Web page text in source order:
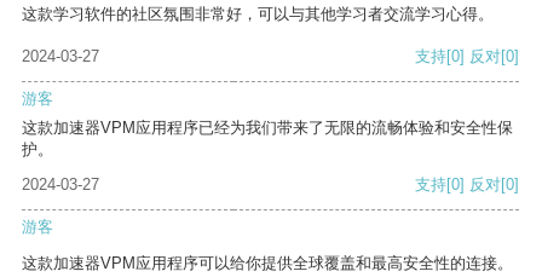
这款学习软件的社区氛围非常好，可以与其他学习者交流学习心得。
2024-03-27 支持[0] 反对[0]
游客
这款加速器VPM应用程序已经为我们带来了无限的流畅体验和安全性保
护。
2024-03-27
支持[0] 反对[0]
游客
这款加速器VPM应用程序可以给你提供全球覆盖和最高安全性的连接。